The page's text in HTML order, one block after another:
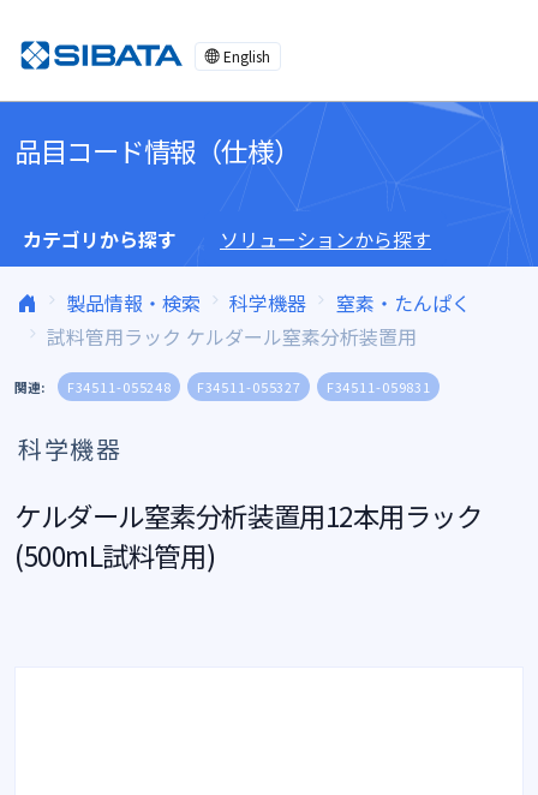
English
品目コード情報（仕様）
カテゴリから探す ソリューションから探す
製品情報・検索 科学機器
窒素・たんぱく
試料管用ラック ケルダール窒素分析装置用
関連: F34511-055248 F34511-055327 F34511-059831
科学機器
ケルダール窒素分析装置用12本用ラック
(500mL試料管用)